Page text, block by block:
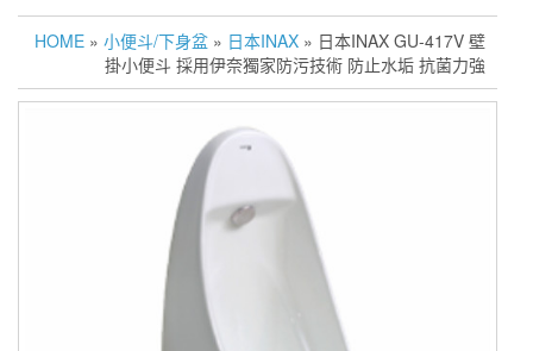
HOME » 小便斗/下身盆 » 日本INAX » 日本INAX GU-417V 壁
掛小便斗 採用伊奈獨家防污技術 防止水垢 抗菌力強